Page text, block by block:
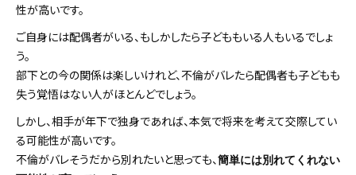
性が高いです。
ご自身には配偶者がいる、もしかしたら子どももいる人もいるでしょ
う。
部下との今の関係は楽しいけれど、不倫がバレたら配偶者も子どもも
失う覚悟はない人がほとんどでしょう。
しかし、相手が年下で独身であれば、本気で将来を考えて交際してい
る可能性が高いです。
不倫がバレそうだから別れたいと思っても、簡単には別れてくれない